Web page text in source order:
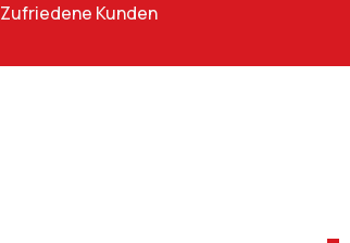
Zufriedene Kunden